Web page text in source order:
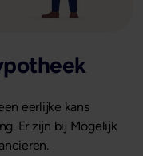
eerlijke kans
Er zijn bij Mogelijk